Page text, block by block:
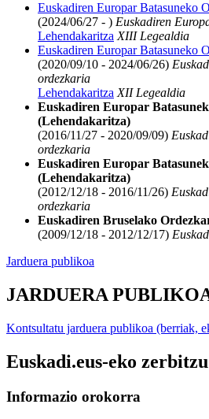
Euskadiren Europar Batasuneko
(2024/06/27 - ) Euskadiren
Lehendakaritza XIII Legealdia
Euskadiren Europar Batasuneko
(2020/09/10 - 2024/06/26)
ordezkaria
Lehendakaritza XII Legealdia
Euskadiren Europar
(Lehendakaritza)
(2016/11/27 - 2020/09/09)
ordezkaria
Euskadiren Europar
(Lehendakaritza)
(2012/12/18 - 2016/11/26)
ordezkaria
Euskadiren Bruselako
(2009/12/18 - 2012/12/17)
Jarduera publikoa
JARDUERA
Kontsultatu jarduera publikoa (berriak,
Euskadi.eus-eko
Informazio orokorra